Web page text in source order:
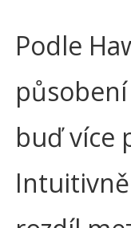
Podle
buď více